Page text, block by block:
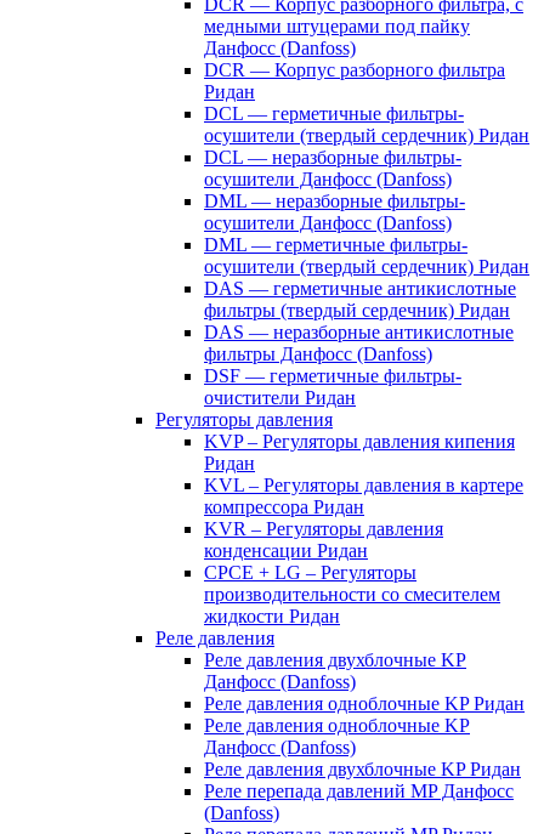
DCR — Корпус разборного фильтра, с
медными штуцерами под пайку
Данфосс (Danfoss)
DCR — Корпус разборного фильтра
Ридан
DCL — герметичные фильтры-
осушители (твердый сердечник) Ридан
DCL — неразборные фильтры-
осушители Данфосс (Danfoss)
DML — неразборные фильтры-
осушители Данфосс (Danfoss)
DML — герметичные фильтры-
осушители (твердый сердечник) Ридан
DAS — герметичные антикислотные
фильтры (твердый сердечник) Ридан
DAS — неразборные антикислотные
фильтры Данфосс (Danfoss)
DSF — герметичные фильтры-
очистители Ридан
Регуляторы давления
KVP – Регуляторы давления кипения
Ридан
KVL – Регуляторы давления в картере
компрессора Ридан
KVR – Регуляторы давления
конденсации Ридан
CPCE + LG – Регуляторы
производительности со смесителем
жидкости Ридан
Реле давления
Реле давления двухблочные KP
Данфосс (Danfoss)
Реле давления одноблочные KP Ридан
Реле давления одноблочные KP
Данфосс (Danfoss)
Реле давления двухблочные KP Ридан
Реле перепада давлений MP Данфосс
(Danfoss)